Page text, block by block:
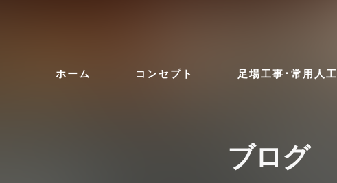
ホーム コンセプト 足場工事･常用人工
ブログ